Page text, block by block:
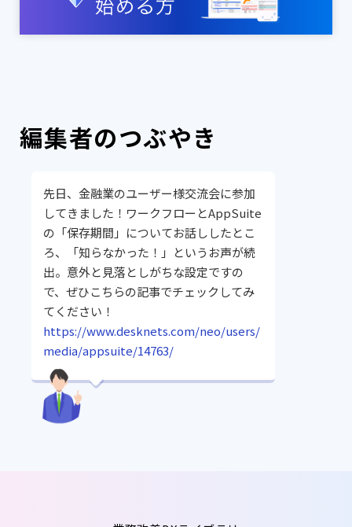
編集者のつぶやき
先日、金融業のユーザー様交流会に参加
してきました！ワークフローとAppSuite
の「保存期間」についてお話ししたとこ
ろ、「知らなかった！」というお声が続
出。意外と見落としがちな設定ですの
で、ぜひこちらの記事でチェックしてみ
てください！
https://www.desknets.com/neo/users/
media/appsuite/14763/